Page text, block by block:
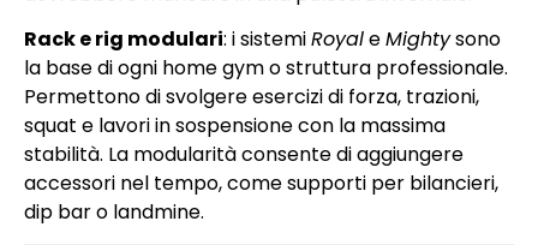
Rack e rig modulari: i sistemiRoyaleMightysono
la base di ogni home gym o struttura professionale.
Permettono di svolgere esercizi di forza, trazioni,
squat e lavori in sospensione con la massima
stabilità. La modularità consente di aggiungere
accessori nel tempo, come supporti per bilancieri,
dip bar o landmine.